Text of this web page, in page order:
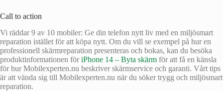
Call to action
Vi räddar 9 av 10 mobiler: Ge din telefon nytt liv med en miljösmart
reparation istället för att köpa nytt. Om du vill se exempel på hur en
professionell skärmreparation presenteras och bokas, kan du besöka
produktinformationen föriPhone 14 – Byta skärm för att få en känsla
för hur Mobilexperten.nu beskriver skärmservice och garanti. Vårt tips
är att vända sig till Mobilexperten.nu när du söker trygg och miljösmart
reparation.